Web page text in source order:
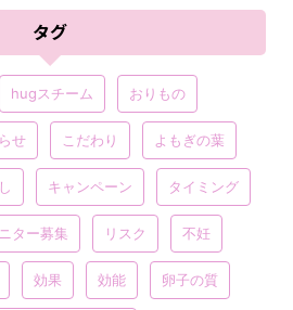
タグ
hugスチーム おりもの
せ こだわり よもぎの葉
キャンペーン タイミング
ター募集 リスク 不妊
効果 効能 卵子の質